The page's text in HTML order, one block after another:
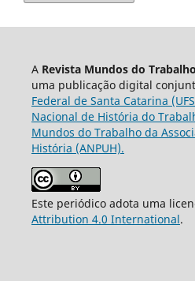
A Revista Mundos do Trabalho
uma publicação digital
Federal de Santa Catarina
Nacional de História do
Mundos do Trabalho da
História (ANPUH).
Este periódico adota uma
Attribution 4.0 International.